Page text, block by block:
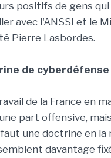
positifs de gens
avec l'ANSSI et le
Pierre Lasbordes.
de cyberdéfense
de la France en
part offensive,
une doctrine en
davantage